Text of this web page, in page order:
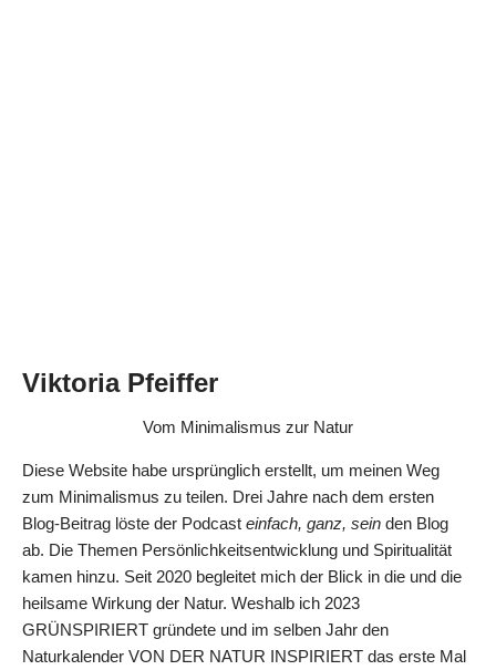
Viktoria Pfeiffer
Vom Minimalismus zur Natur
Diese Website habe ursprünglich erstellt, um meinen Weg
zum Minimalismus zu teilen. Drei Jahre nach dem ersten
Blog-Beitrag löste der Podcast einfach, ganz, sein den Blog
ab. Die Themen Persönlichkeitsentwicklung und Spiritualität
kamen hinzu. Seit 2020 begleitet mich der Blick in die und die
heilsame Wirkung der Natur. Weshalb ich 2023
GRÜNSPIRIERT gründete und im selben Jahr den
Naturkalender VON DER NATUR INSPIRIERT das erste Mal